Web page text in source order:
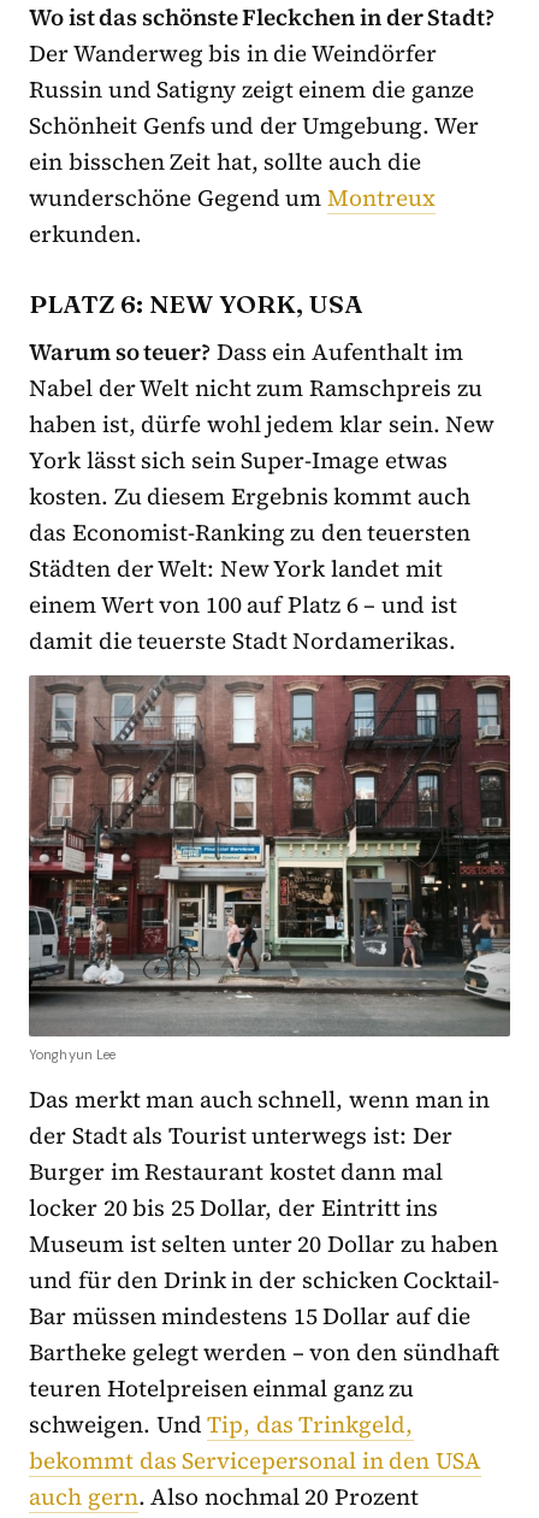
Wo ist das schönste Fleckchen in der Stadt?
Der Wanderweg bis in die Weindörfer
Russin und Satigny zeigt einem die ganze
Schönheit Genfs und der Umgebung. Wer
ein bisschen Zeit hat, sollte auch die
wunderschöne Gegend umMontreux
erkunden.
PLATZ 6: NEW YORK, USA
Warum so teuer? Dass ein Aufenthalt im
Nabel der Welt nicht zum Ramschpreis zu
haben ist, dürfe wohl jedem klar sein. New
York lässt sich sein Super-Image etwas
kosten. Zu diesem Ergebnis kommt auch
das Economist-Ranking zu den teuersten
Städten der Welt: New York landet mit
einem Wert von 100 auf Platz 6 – und ist
damit die teuerste Stadt Nordamerikas.
Yonghyun Lee
Das merkt man auch schnell, wenn man in
der Stadt als Tourist unterwegs ist: Der
Burger im Restaurant kostet dann mal
locker 20 bis 25 Dollar, der Eintritt ins
Museum ist selten unter 20 Dollar zu haben
und für den Drink in der schicken Cocktail-
Bar müssen mindestens 15 Dollar auf die
Bartheke gelegt werden – von den sündhaft
teuren Hotelpreisen einmal ganz zu
schweigen. UndTip, das Trinkgeld,
bekommt das Servicepersonal in den USA
auch gern. Also nochmal 20 Prozent